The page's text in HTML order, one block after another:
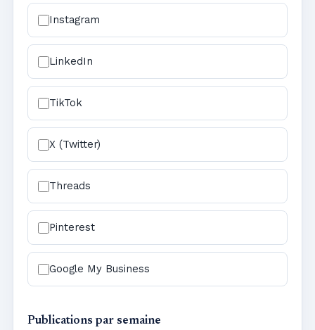
Instagram
LinkedIn
TikTok
X (Twitter)
Threads
Pinterest
Google My Business
Publications par semaine